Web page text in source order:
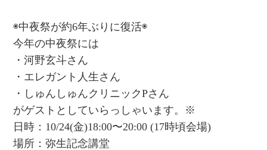
◉中夜祭が約6年ぶりに復活◉
今年の中夜祭には
・河野玄斗さん
・エレガント人生さん
・しゅんしゅんクリニックPさん
がゲストとしていらっしゃいます。※
日時：10/24(金)18:00〜20:00 (17時頃会場)
場所：弥生記念講堂